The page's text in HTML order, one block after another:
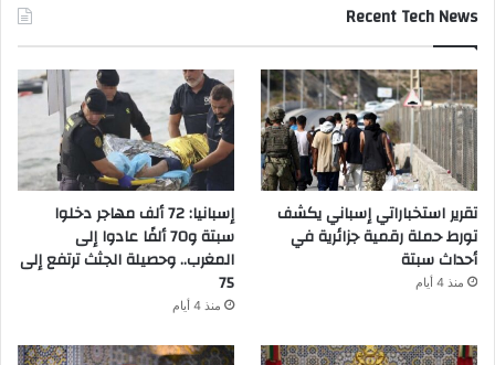
Recent Tech News
تقرير استخباراتي إسباني يكشف
تورط حملة رقمية جزائرية في
أحداث سبتة
منذ 4 أيام
إسبانيا: 72 ألف مهاجر دخلوا
سبتة و70 ألفًا عادوا إلى
المغرب.. وحصيلة الجثث ترتفع إلى
75
منذ 4 أيام